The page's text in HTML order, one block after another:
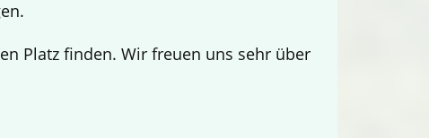
Platz finden. Wir freuen uns sehr über